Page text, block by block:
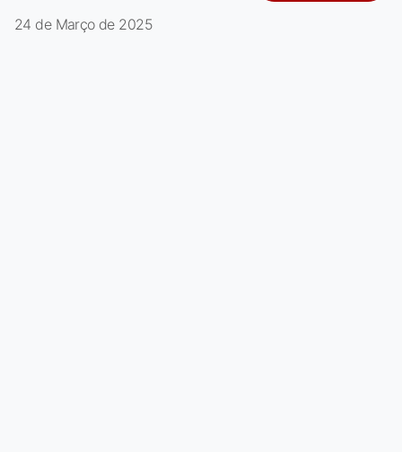
24 de Março de 2025